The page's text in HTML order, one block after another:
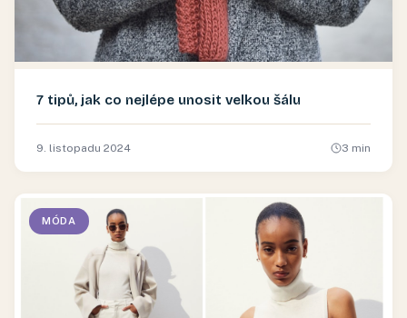
7 tipů, jak co nejlépe unosit velkou šálu
9. listopadu 2024 3 min
MÓDA